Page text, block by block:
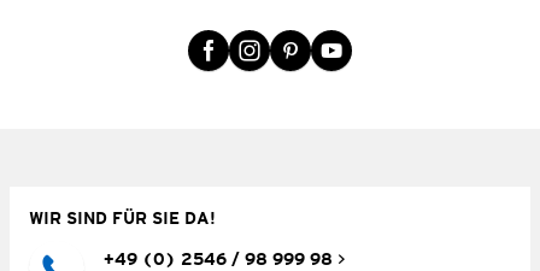
WIR SIND FÜR SIE DA!
+49 (0) 2546 / 98 999 98